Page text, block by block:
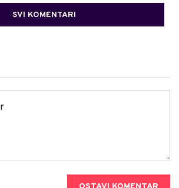
SVI KOMENTARI